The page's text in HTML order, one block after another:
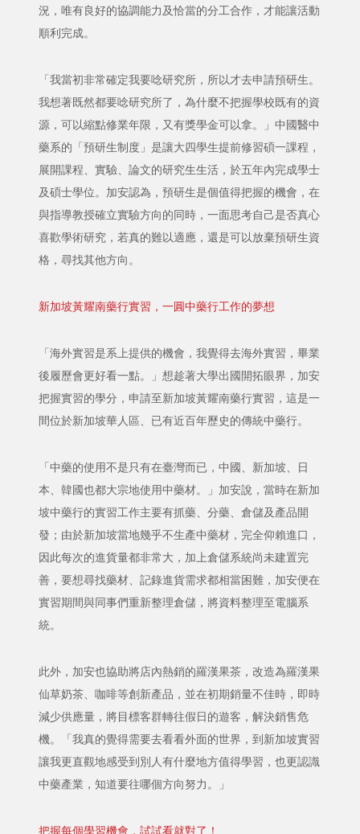
況，唯有良好的協調能力及恰當的分工合作，才能讓活動
順利完成。
「我當初非常確定我要唸研究所，所以才去申請預研生。
我想著既然都要唸研究所了，為什麼不把握學校既有的資
源，可以縮點修業年限，又有獎學金可以拿。」中國醫中
藥系的「預研生制度」是讓大四學生提前修習碩一課程，
展開課程、實驗、論文的研究生生活，於五年內完成學士
及碩士學位。加安認為，預研生是個值得把握的機會，在
與指導教授確立實驗方向的同時，一面思考自己是否真心
喜歡學術研究，若真的難以適應，還是可以放棄預研生資
格，尋找其他方向。
新加坡黃耀南藥行實習，一圓中藥行工作的夢想
「海外實習是系上提供的機會，我覺得去海外實習，畢業
後履歷會更好看一點。」想趁著大學出國開拓眼界，加安
把握實習的學分，申請至新加坡黃耀南藥行實習，這是一
間位於新加坡華人區、已有近百年歷史的傳統中藥行。
「中藥的使用不是只有在臺灣而已，中國、新加坡、日
本、韓國也都大宗地使用中藥材。」加安說，當時在新加
坡中藥行的實習工作主要有抓藥、分藥、倉儲及產品開
發；由於新加坡當地幾乎不生產中藥材，完全仰賴進口，
因此每次的進貨量都非常大，加上倉儲系統尚未建置完
善，要想尋找藥材、記錄進貨需求都相當困難，加安便在
實習期間與同事們重新整理倉儲，將資料整理至電腦系
統。
此外，加安也協助將店內熱銷的羅漢果茶，改造為羅漢果
仙草奶茶、咖啡等創新產品，並在初期銷量不佳時，即時
減少供應量，將目標客群轉往假日的遊客，解決銷售危
機。「我真的覺得需要去看看外面的世界，到新加坡實習
讓我更直觀地感受到別人有什麼地方值得學習，也更認識
中藥產業，知道要往哪個方向努力。」
把握每個學習機會，試試看就對了！